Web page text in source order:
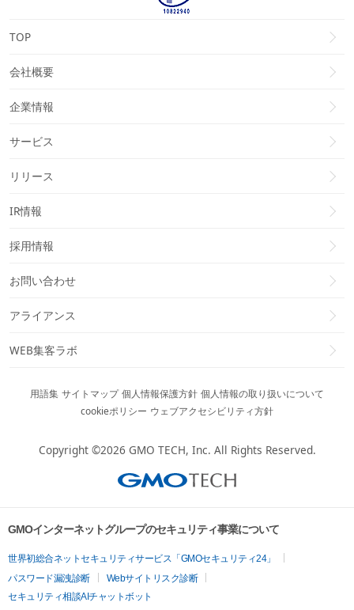
TOP
会社概要
企業情報
サービス
リリース
IR情報
採用情報
お問い合わせ
アライアンス
WEB集客ラボ
用語集 サイトマップ 個人情報保護方針 個人情報の取り扱いについて
cookieポリシー ウェブアクセシビリティ方針
Copyright ©2026 GMO TECH, Inc. All Rights Reserved.
GMOインターネットグループのセキュリティ事業について
世界初総合ネットセキュリティサービス「GMOセキュリティ24」
パスワード漏洩診断
Webサイトリスク診断
セキュリティ相談AIチャットボット